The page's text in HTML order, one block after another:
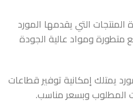
التي يقدمها المورد
متطورة ومواد عالية الجودة
يمتلك إمكانية توفير قطاعات